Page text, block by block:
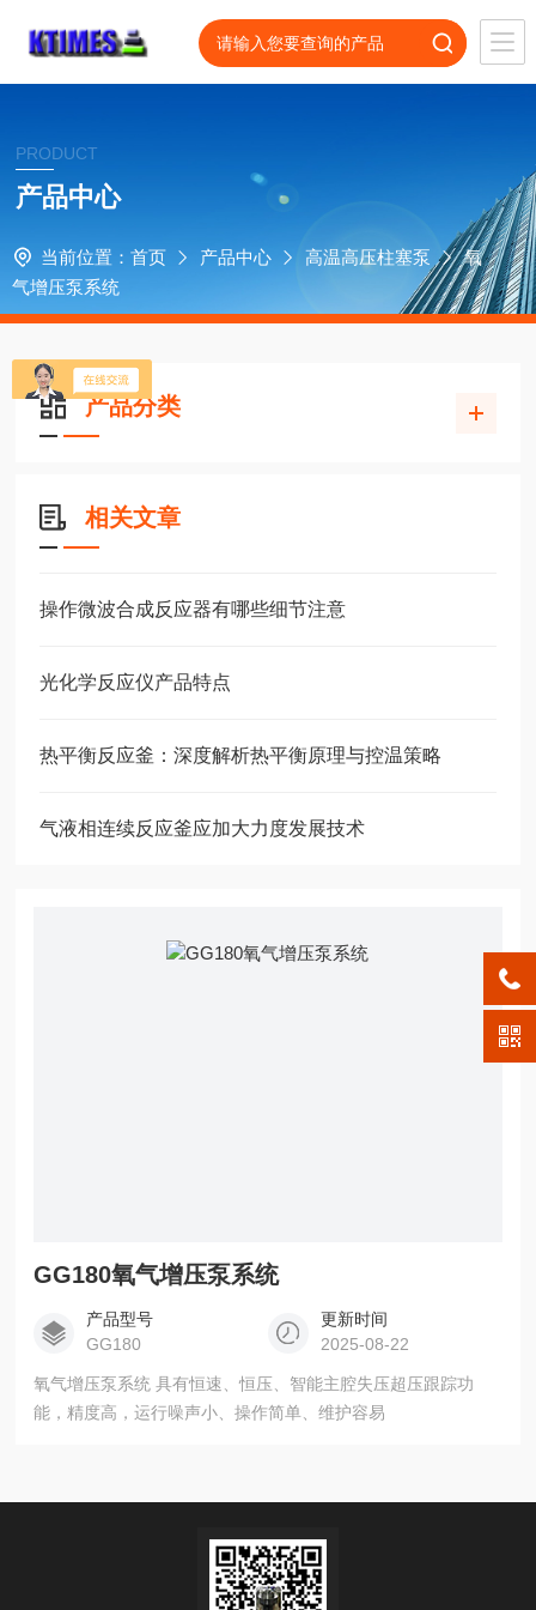
PRODUCT
产品中心
当前位置： 首页 产品中心 高温高压柱塞泵
氧
气增压泵系统
产品分类
相关文章
操作微波合成反应器有哪些细节注意
光化学反应仪产品特点
热平衡反应釜：深度解析热平衡原理与控温策略
气液相连续反应釜应加大力度发展技术
GG180氧气增压泵系统
产品型号
GG180
更新时间
2025-08-22
氧气增压泵系统 具有恒速、恒压、智能主腔失压超压跟踪功
能，精度高，运行噪声小、操作简单、维护容易